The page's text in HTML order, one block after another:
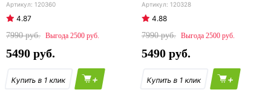
120360
4.87
7990
2500
5490
+
120328
4.88
7990
2500
5490
+